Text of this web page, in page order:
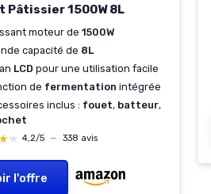
Pâtissier 1500W 8L
moteur de 1500W
capacité de 8L
LCD pour une utilisation facile
de fermentation intégrée
inclus : fouet, batteur,
4,2/5 — 338 avis
l'offre